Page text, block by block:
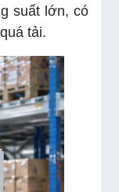
suất lớn, có
tải.